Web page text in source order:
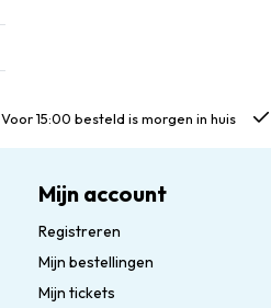
Voor 15:00 besteld is morgen in huis
Mijn account
Registreren
Mijn bestellingen
Mijn tickets